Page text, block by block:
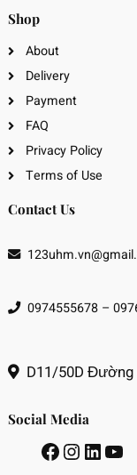
Shop
About
Delivery
Payment
FAQ
Privacy Policy
Terms of Use
Contact Us
0974555678 –
D11/50D Đường
Social Media
Facebook Instagram LinkedIn Youtube